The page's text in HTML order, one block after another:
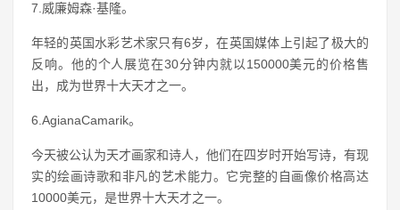
7.威廉姆森·基隆。
年轻的英国水彩艺术家只有6岁，在英国媒体上引起了极大的
反响。他的个人展览在30分钟内就以150000美元的价格售
出，成为世界十大天才之一。
6.AgianaCamarik。
今天被公认为天才画家和诗人，他们在四岁时开始写诗，有现
实的绘画诗歌和非凡的艺术能力。它完整的自画像价格高达
10000美元，是世界十大天才之一。